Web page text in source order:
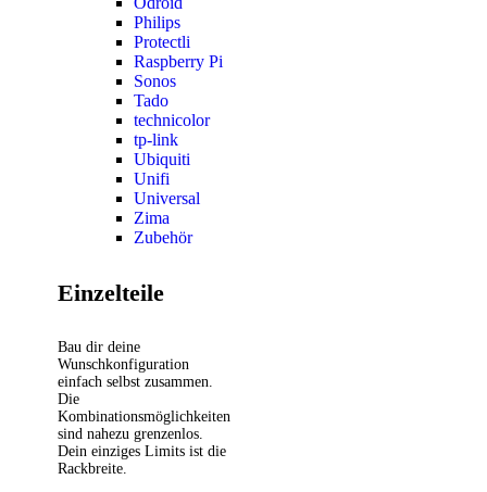
Philips
Protectli
Raspberry Pi
Sonos
Tado
technicolor
tp-link
Ubiquiti
Unifi
Universal
Zima
Zubehör
Einzelteile
Bau dir deine
Wunschkonfiguration
einfach selbst zusammen.
Die
Kombinationsmöglichkeiten
sind nahezu grenzenlos.
Dein einziges Limits ist die
Rackbreite.